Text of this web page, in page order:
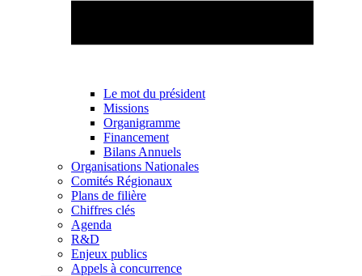
Le mot du président
Missions
Organigramme
Financement
Bilans Annuels
Organisations Nationales
Comités Régionaux
Plans de filière
Chiffres clés
Agenda
R&D
Enjeux publics
Appels à concurrence